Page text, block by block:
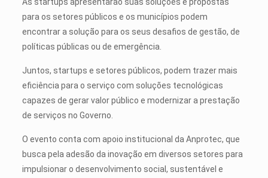
para os setores públicos e os municípios podem
encontrar a solução para os seus desafios de gestão, de
políticas públicas ou de emergência.
Juntos, startups e setores públicos, podem trazer mais
eficiência para o serviço com soluções tecnológicas
capazes de gerar valor público e modernizar a prestação
de serviços no Governo.
O evento conta com apoio institucional da Anprotec, que
busca pela adesão da inovação em diversos setores para
impulsionar o desenvolvimento social, sustentável e